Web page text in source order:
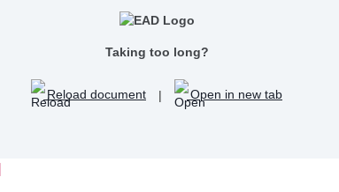
Taking too long?
Reload document | Open in new tab